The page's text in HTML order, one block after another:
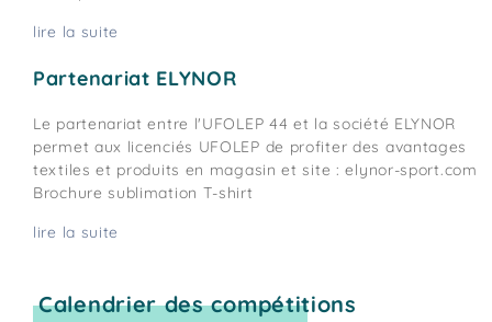
lire la suite
Partenariat ELYNOR
Le partenariat entre l'UFOLEP 44 et la société ELYNOR
permet aux licenciés UFOLEP de profiter des avantages
textiles et produits en magasin et site : elynor-sport.com
Brochure sublimation T-shirt
lire la suite
Calendrier des compétitions